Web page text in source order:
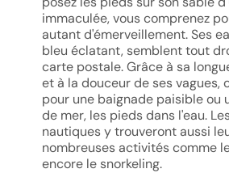
immaculée, vous comprenez
autant d'émerveillement. Ses
bleu éclatant, semblent tout
carte postale. Grâce à sa
et à la douceur de ses vagues,
pour une baignade paisible ou
de mer, les pieds dans l'eau.
nautiques y trouveront aussi
nombreuses activités comme
encore le snorkeling.